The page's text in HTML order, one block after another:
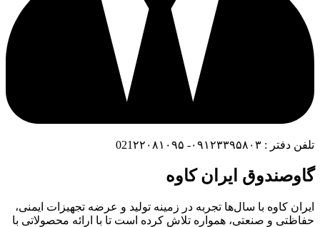
تلفن دفتر : ۰۹۱۲۳۳۹۵۸۰۳- 021۲۲۰۸۱۰۹۵
گاوصندوق ایران کاوه
ایران کاوه با سال‌ها تجربه در زمینه تولید و عرضه تجهیزات ایمنی،
حفاظتی و صنعتی، همواره تلاش کرده است تا با ارائه محصولاتی با